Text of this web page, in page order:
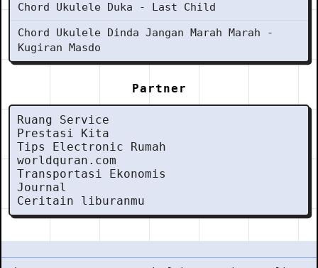
Chord Ukulele Duka - Last Child
Chord Ukulele Dinda Jangan Marah Marah -
Kugiran Masdo
Partner
Ruang Service
Prestasi Kita
Tips Electronic Rumah
worldquran.com
Transportasi Ekonomis
Journal
Ceritain liburanmu